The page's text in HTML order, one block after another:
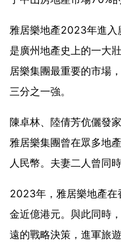
雅居樂地產2023年進入
是廣州地產史上的一大
居樂集團最重要的市場
三分之一強。
陳卓林、陸倩芳伉儷發
雅居樂集團曾在眾多地
人民幣。夫妻二人曾同
2023年，雅居樂地產在
金近億港元。與此同時
遠的戰略決策，進軍旅